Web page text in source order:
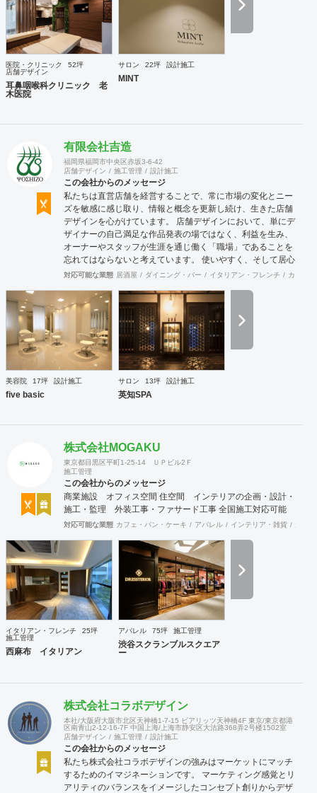
医院・クリニック
52坪
店舗デザイン
耳鼻咽喉科クリニック 老
木医院
サロン 22坪 設計施工
MINT
有限会社吉造
福岡県福岡市中央区赤坂3-6-42
店舗デザイン
施工管理 設計施工
この会社からのメッセージ
私たちは直営店舗を経営することで、常に市場の変化とニー
ズを敏感に感じ取り、情報と概念を更新し続け、生きた店舗
デザインを心がけています。 店舗デザインにおいて、単にデ
ザイナーの自己満足な作品発表の場ではなく、利益を生み、
オーナーやスタッフが生涯を通じ働く「職場」であることを
忘れてはならないと考えています。 使いやすく、そして居心
地がよく、時代の流れに左右されない強さを持った店舗デザ
業と開業コンサルティング事業をそなえており、テナント・
出店地選びや資金調達から実践に基づいたサポートが可能で
す。 まずはお気軽に、ご相談ください。
対応可能な業態 居酒屋 ダイニング・バー イタリアン・フレンチ カフェ
美容院 17坪 設計施工
five basic
サロン 13坪 設計施工
英知SPA
株式会社MOGAKU
東京都目黒区平町1-25-14 ＵＰビル2Ｆ
施工管理
この会社からのメッセージ
商業施設 オフィス空間 住空間 インテリアの企画・設計・
施工・監理 外装工事・ファサード工事 全国施工対応可能
対応可能な業態 カフェ・パン・ケーキ アパレル インテリア・雑貨
イタリアン・フレンチ
25坪
施工管理
西麻布 イタリアン
アパレル 75坪 施工管理
渋谷スクランブルスクエア
ー
株式会社コラボデザイン
本社/大阪府大阪市北区天神橋1-7-15 ビアリッツ天神橋4F 東京/東京都港
区南青山2-12-16-7F 中国上海/上海市静安区大沽路368弄2号楼1502室
店舗デザイン
施工管理 設計施工
この会社からのメッセージ
私たち株式会社コラボデザインの強みはマーケットにマッチ
するためのイマジネーションです。 マーケティング感覚とリ
アリティのバランスをイメージしたコンセプト創りからデザ